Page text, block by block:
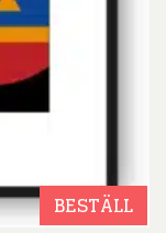
BESTÄLL